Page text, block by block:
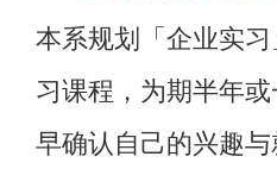
本系规划「企业实
习课程，为期半年
早确认自己的兴趣